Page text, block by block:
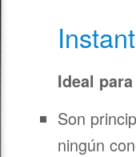
Ideal
Son
ningún